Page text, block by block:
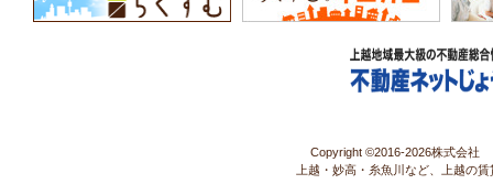
Copyright ©2016-2026株式会社
上越・妙高・糸魚川など、上越の